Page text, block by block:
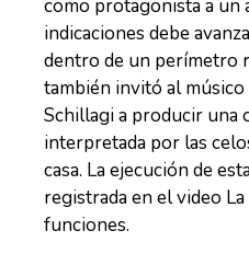
como protagonista a un
indicaciones debe
dentro de un perímetro
también invitó al
Schillagi a producir una
interpretada por las
casa. La ejecución de
registrada en el video La
funciones.